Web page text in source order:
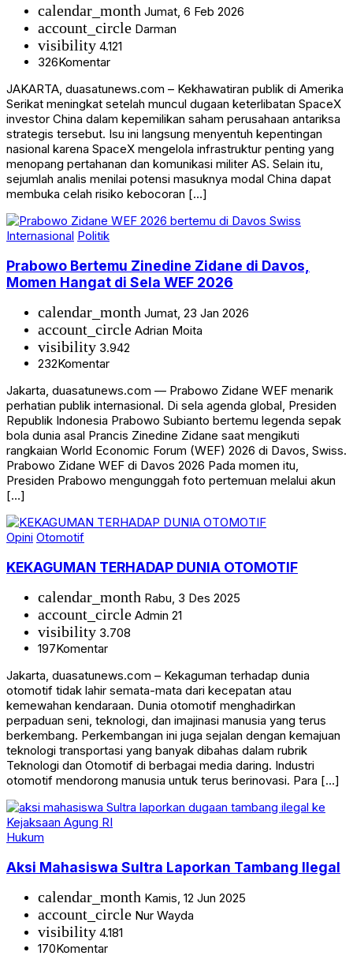
calendar_month Jumat, 6 Feb 2026
account_circle Darman
visibility 4.121
326Komentar
JAKARTA, duasatunews.com – Kekhawatiran publik di Amerika
Serikat meningkat setelah muncul dugaan keterlibatan SpaceX
investor China dalam kepemilikan saham perusahaan antariksa
strategis tersebut. Isu ini langsung menyentuh kepentingan
nasional karena SpaceX mengelola infrastruktur penting yang
menopang pertahanan dan komunikasi militer AS. Selain itu,
sejumlah analis menilai potensi masuknya modal China dapat
membuka celah risiko kebocoran […]
Internasional Politik
Prabowo Bertemu Zinedine Zidane di Davos,
Momen Hangat di Sela WEF 2026
calendar_month Jumat, 23 Jan 2026
account_circle Adrian Moita
visibility 3.942
232Komentar
Jakarta, duasatunews.com — Prabowo Zidane WEF menarik
perhatian publik internasional. Di sela agenda global, Presiden
Republik Indonesia Prabowo Subianto bertemu legenda sepak
bola dunia asal Prancis Zinedine Zidane saat mengikuti
rangkaian World Economic Forum (WEF) 2026 di Davos, Swiss.
Prabowo Zidane WEF di Davos 2026 Pada momen itu,
Presiden Prabowo mengunggah foto pertemuan melalui akun
[…]
Opini Otomotif
KEKAGUMAN TERHADAP DUNIA OTOMOTIF
calendar_month Rabu, 3 Des 2025
account_circle Admin 21
visibility 3.708
197Komentar
Jakarta, duasatunews.com – Kekaguman terhadap dunia
otomotif tidak lahir semata-mata dari kecepatan atau
kemewahan kendaraan. Dunia otomotif menghadirkan
perpaduan seni, teknologi, dan imajinasi manusia yang terus
berkembang. Perkembangan ini juga sejalan dengan kemajuan
teknologi transportasi yang banyak dibahas dalam rubrik
Teknologi dan Otomotif di berbagai media daring. Industri
otomotif mendorong manusia untuk terus berinovasi. Para […]
Hukum
Aksi Mahasiswa Sultra Laporkan Tambang Ilegal
calendar_month Kamis, 12 Jun 2025
account_circle Nur Wayda
visibility 4.181
170Komentar